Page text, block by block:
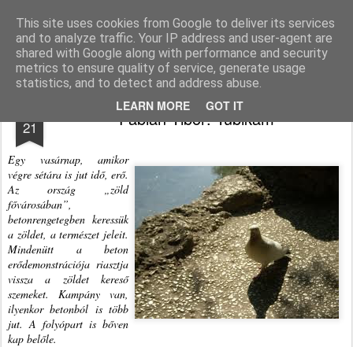
This site uses cookies from Google to deliver its services
and to analyze traffic. Your IP address and user-agent are
shared with Google along with performance and security
metrics to ensure quality of service, generate usage
statistics, and to detect and address abuse.
LEARN MORE GOT IT
Agnus blog
Pages
21 Fábián Tibor: Tubikám
Egy vasárnap, amikor
végre sétára is jut idő, erő.
Az ország „zöld
fővárosában”,
betonrengetegben keressük
a zöldet, a természet jeleit.
Mindenütt a beton
erődemonstrációja riasztja
vissza a zöldet kereső
szemeket. Kampány van,
ilyenkor betonból is több
jut. A folyópart is bőven
kap belőle.